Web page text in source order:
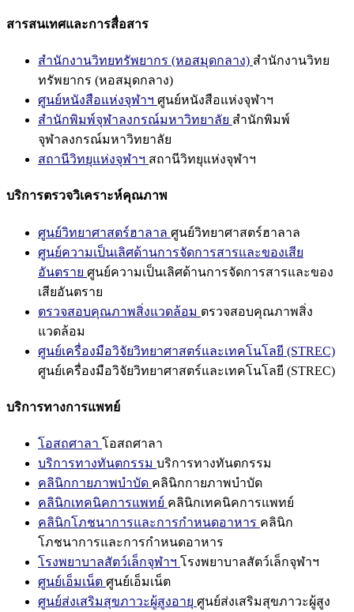
สารสนเทศและการสื่อสาร
สำนักงานวิทยทรัพยากร (หอสมุดกลาง) สำนักงานวิทย
ทรัพยากร (หอสมุดกลาง)
ศูนย์หนังสือแห่งจุฬาฯ ศูนย์หนังสือแห่งจุฬาฯ
สำนักพิมพ์จุฬาลงกรณ์มหาวิทยาลัย สำนักพิมพ์
จุฬาลงกรณ์มหาวิทยาลัย
สถานีวิทยุแห่งจุฬาฯ สถานีวิทยุแห่งจุฬาฯ
บริการตรวจวิเคราะห์คุณภาพ
ศูนย์วิทยาศาสตร์ฮาลาล ศูนย์วิทยาศาสตร์ฮาลาล
ศูนย์ความเป็นเลิศด้านการจัดการสารและของเสีย
อันตราย ศูนย์ความเป็นเลิศด้านการจัดการสารและของ
เสียอันตราย
ตรวจสอบคุณภาพสิ่งแวดล้อม ตรวจสอบคุณภาพสิ่ง
แวดล้อม
ศูนย์เครื่องมือวิจัยวิทยาศาสตร์และเทคโนโลยี (STREC)
ศูนย์เครื่องมือวิจัยวิทยาศาสตร์และเทคโนโลยี (STREC)
บริการทางการแพทย์
โอสถศาลา โอสถศาลา
บริการทางทันตกรรม บริการทางทันตกรรม
คลินิกกายภาพบำบัด คลินิกกายภาพบำบัด
คลินิกเทคนิคการแพทย์ คลินิกเทคนิคการแพทย์
คลินิกโภชนาการและการกำหนดอาหาร คลินิก
โภชนาการและการกำหนดอาหาร
โรงพยาบาลสัตว์เล็กจุฬาฯ โรงพยาบาลสัตว์เล็กจุฬาฯ
ศูนย์เอ็มเน็ต ศูนย์เอ็มเน็ต
ศูนย์ส่งเสริมสุขภาวะผู้สูงอายุ ศูนย์ส่งเสริมสุขภาวะผู้สูง